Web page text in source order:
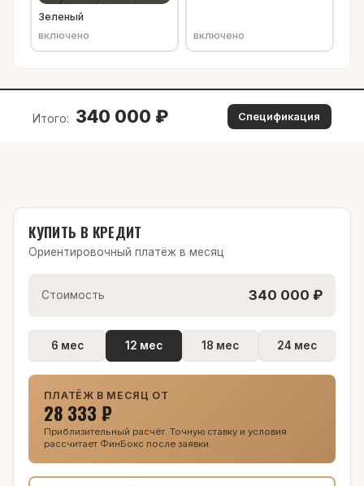
Зеленый
включено
включено
Итого: 340 000 ₽ Спецификация
КУПИТЬ В КРЕДИТ
Ориентировочный платёж в месяц
Стоимость 340 000 ₽
6 мес 12 мес 18 мес 24 мес
ПЛАТЁЖ В МЕСЯЦ ОТ
28 333 ₽
Приблизительный расчёт. Точную ставку и условия
рассчитает ФинБокс после заявки.